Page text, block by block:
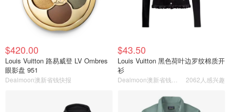
$420.00
Louis Vuitton 路易威登 LV Ombres
眼影盘 951
Dealmoon澳新省钱快报
$43.50
Louis Vuitton 黑色荷叶边罗纹棉质开
衫
2062人感兴趣